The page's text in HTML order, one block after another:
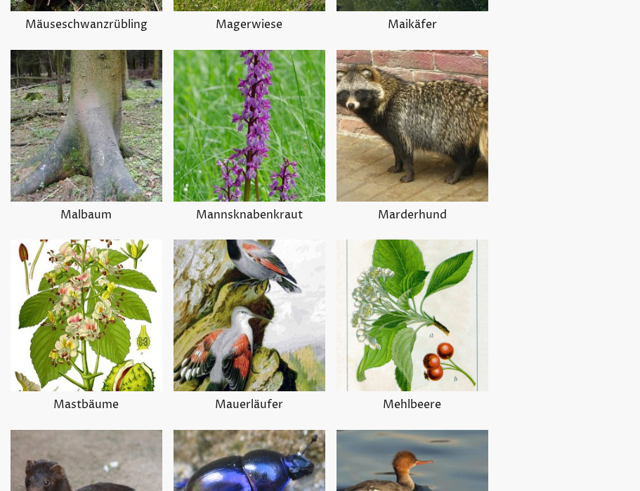
Mäuseschwanzrübling Magerwiese Maikäfer
Malbaum Mannsknabenkraut Marderhund
Mastbäume Mauerläufer Mehlbeere